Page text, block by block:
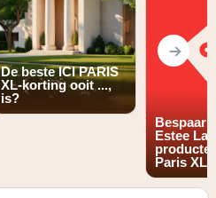
De beste ICI PARIS
XL-korting ooit ...,
is?
Bespaar
Estee
Paris XL